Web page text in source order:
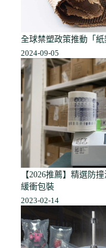
全球禁塑政策推動「
2024-09-05
【2026推薦】精選防
緩衝包裝
2023-02-14